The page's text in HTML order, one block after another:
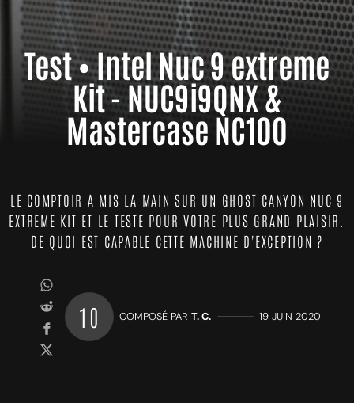
Test • Intel Nuc 9 extreme
Kit - NUC9i9QNX &
Mastercase NC100
LE COMPTOIR A MIS LA MAIN SUR UN GHOST CANYON NUC 9
EXTREME KIT ET LE TESTE POUR VOTRE PLUS GRAND PLAISIR.
DE QUOI EST CAPABLE CETTE MACHINE D'EXCEPTION ?
10 COMPOSÉ PAR T. C. ————— 19 JUIN 2020